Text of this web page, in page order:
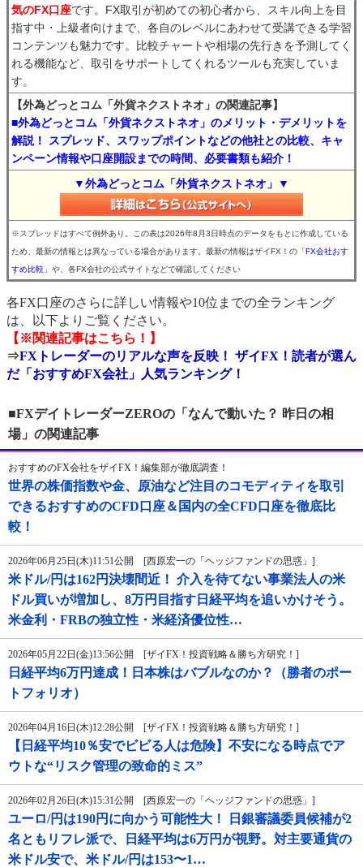
気のFX口座です。FX取引が初めての初心者から、スキル向上を目
指す中・上級者向けまで、各自のレベルにあわせて受講できる学習
コンテンツも魅力です。比較チャートや相場の先行きを予測してく
れる機能など、取引をサポートしてくれるツールも充実していま
す。
【外為どっとコム「外貨ネクストネオ」の関連記事】
■外為どっとコム「外貨ネクストネオ」のメリット・デメリットを
解説！ スプレッド、スワップポイントなどの他社との比較、キャ
ンペーン情報や口座開設までの時間、必要書類も紹介！
▼外為どっとコム「外貨ネクストネオ」▼
※スプレッドはすべて例外あり。この表は2026年8月3日時点のデータをもとに作成している
ため、最新の情報とは異なっている場合があります。最新の情報はザイFX！の 「FX会社おす
すめ比較」 や、各FX会社の公式サイトなどで確認してください
各FX口座のさらに詳しい情報や10位までの全ランキング
は、以下よりご覧ください。
【※関連記事はこちら！】
⇒FXトレーダーのリアルな声を反映！ ザイFX！読者が選ん
だ「おすすめFX会社」人気ランキング！
■FXデイトレーダーZEROの「なんで動いた？ 昨日の相
場」の関連記事
おすすめのFX会社をザイFX！編集部が徹底調査！
世界の株価指数や金、原油など注目のコモディティを取引
できるおすすめのCFD口座＆国内の全CFD口座を徹底比
較！
2026年06月25日(木)11:51公開 [西原宏一の「ヘッジファンドの思惑」]
米ドル/円は162円決壊間近！ 介入を待てない事業法人の米
ドル買いが増加し、8万円目指す日経平均を追いかけそう。
米金利・FRBの独立性・米経済優位性…
2026年05月22日(金)13:56公開 [ザイFX！投資戦略＆勝ち方研究！]
日経平均6万円達成！日本株はバブルなのか？（勝者のポー
トフォリオ）
2026年04月16日(木)12:28公開 [ザイFX！投資戦略＆勝ち方研究！]
【日経平均10％安でビビる人は危険】不安になる時点でア
ウトな“リスク管理の致命的ミス”
2026年02月26日(木)15:31公開 [西原宏一の「ヘッジファンドの思惑」]
ユーロ/円は190円に向かう可能性大！ 日銀審議委員候補が2
名ともリフレ派で、日経平均は6万円が視野。対主要通貨の
米ドル安で、米ドル/円は153〜1…